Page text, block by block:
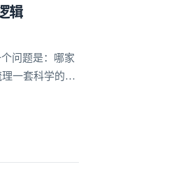
辑
问题是：哪家
一套科学的选